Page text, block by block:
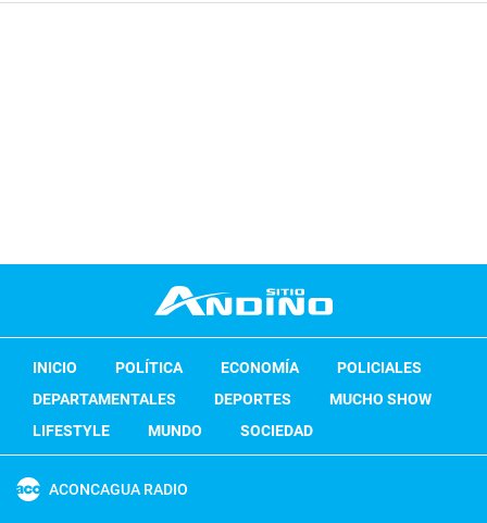
INICIO POLÍTICA ECONOMÍA
POLICIALES
DEPARTAMENTALES
DEPORTES
MUCHO SHOW
LIFESTYLE
MUNDO SOCIEDAD
ACONCAGUA RADIO